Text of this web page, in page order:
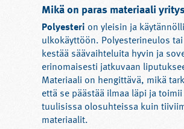
Mikä on paras materiaali
Polyesteri on yleisin ja
ulkokäyttöön. Polyesterineulos
kestää säävaihteluita hyvin ja
erinomaisesti jatkuvaan
Materiaali on hengittävä, mikä
että se päästää ilmaa läpi ja
tuulisissa olosuhteissa kuin
materiaalit.